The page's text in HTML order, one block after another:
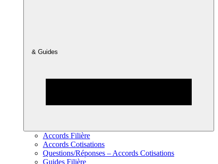
& Guides
Accords Filière
Accords Cotisations
Questions/Réponses – Accords Cotisations
Guides Filière